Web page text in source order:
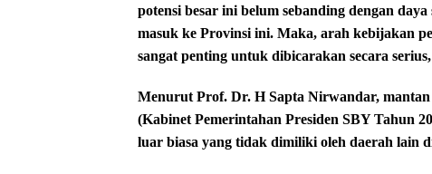
potensi besar ini belum sebanding dengan
masuk ke Provinsi ini. Maka, arah kebijakan
sangat penting untuk dibicarakan secara
Menurut Prof. Dr. H Sapta Nirwandar,
(Kabinet Pemerintahan Presiden SBY Tahun
luar biasa yang tidak dimiliki oleh daerah lain